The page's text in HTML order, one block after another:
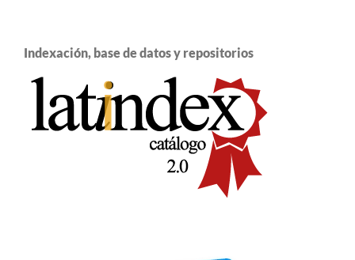
Indexación, base de datos y repositorios